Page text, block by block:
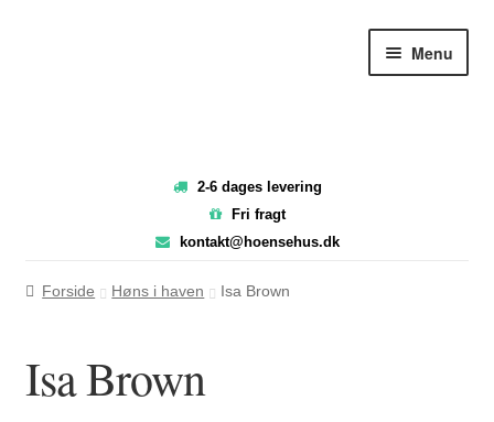
Menu
2-6 dages levering
Fri fragt
kontakt@hoensehus.dk
Forside Høns i haven Isa Brown
Isa Brown